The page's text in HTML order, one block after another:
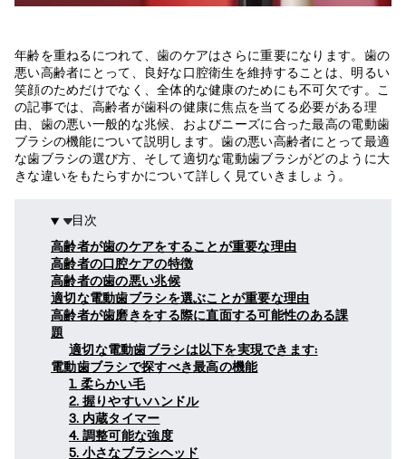
年齢を重ねるにつれて、歯のケアはさらに重要になります。歯の
悪い高齢者にとって、良好な口腔衛生を維持することは、明るい
笑顔のためだけでなく、全体的な健康のためにも不可欠です。こ
の記事では、高齢者が歯科の健康に焦点を当てる必要がある理
由、歯の悪い一般的な兆候、およびニーズに合った最高の電動歯
ブラシの機能について説明します。歯の悪い高齢者にとって最適
な歯ブラシの選び方、そして適切な電動歯ブラシがどのように大
きな違いをもたらすかについて詳しく見ていきましょう。
目次
高齢者が歯のケアをすることが重要な理由
高齢者の口腔ケアの特徴
高齢者の歯の悪い兆候
適切な電動歯ブラシを選ぶことが重要な理由
高齢者が歯磨きをする際に直面する可能性のある課
題
適切な電動歯ブラシは以下を実現できます:
電動歯ブラシで探すべき最高の機能
1. 柔らかい毛
2. 握りやすいハンドル
3. 内蔵タイマー
4. 調整可能な強度
5. 小さなブラシヘッド